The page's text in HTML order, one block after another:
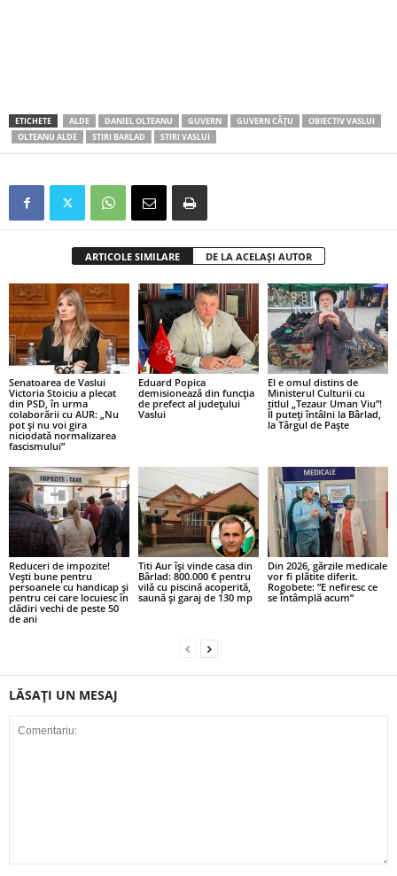
ETICHETE ALDE DANIEL OLTEANU GUVERN GUVERN CÂȚU
OBIECTIV VASLUI
OLTEANU ALDE
STIRI BARLAD STIRI VASLUI
ARTICOLE SIMILARE DE LA ACELAȘI AUTOR
Senatoarea de Vaslui
Victoria Stoiciu a plecat
din PSD, în urma
colaborării cu AUR: „Nu
pot și nu voi gira
niciodată normalizarea
fascismului”
Eduard Popica
demisionează din funcția
de prefect al județului
Vaslui
El e omul distins de
Ministerul Culturii cu
titlul „Tezaur Uman Viu”!
Îl puteți întâlni la Bârlad,
la Târgul de Paște
Reduceri de impozite!
Vești bune pentru
persoanele cu handicap și
pentru cei care locuiesc în
clădiri vechi de peste 50
de ani
Titi Aur își vinde casa din
Bârlad: 800.000 € pentru
vilă cu piscină acoperită,
saună și garaj de 130 mp
Din 2026, gărzile medicale
vor fi plătite diferit.
Rogobete: ”E nefiresc ce
se întâmplă acum”
LĂSAȚI UN MESAJ